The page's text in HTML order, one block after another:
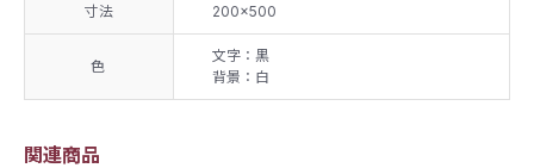
関連商品
寸法 200×500
色
文字：黒
背景：白